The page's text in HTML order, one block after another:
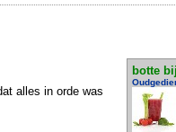
botte
alles in orde was